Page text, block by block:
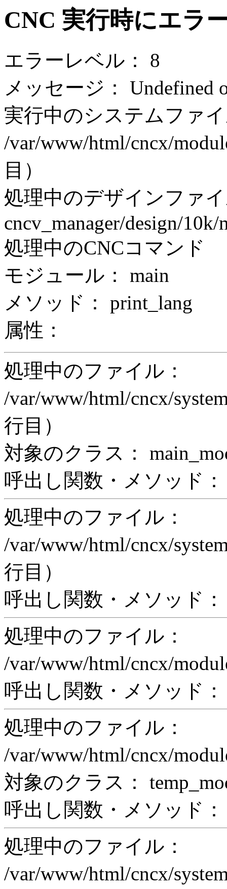
CNC 実行時にエラ
エラーレベル： 8
メッセージ： Undefined
実行中のシステムファ
/var/www/html/cncx/
目）
処理中のデザインファ
cncv_manager/design/10k/
処理中のCNCコマンド
モジュール： main
メソッド： print_lang
属性：
処理中のファイル：
/var/www/html/cncx/
行目）
対象のクラス：
呼出し関数・メソッド：
処理中のファイル：
/var/www/html/cncx/
行目）
呼出し関数・メソッド：
処理中のファイル：
/var/www/html/cncx/
呼出し関数・メソッド：
処理中のファイル：
/var/www/html/cncx/
対象のクラス：
呼出し関数・メソッド：
処理中のファイル：
/var/www/html/cncx/